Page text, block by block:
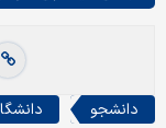
دانشجو